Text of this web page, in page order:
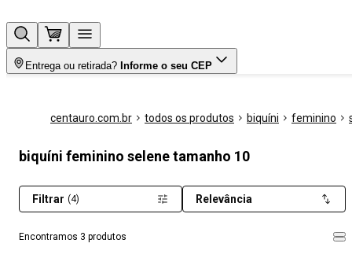
Entrega ou retirada? Informe o seu CEP
centauro.com.br todos os produtos biquíni feminino
biquíni feminino selene tamanho 10
Encontramos 3 produtos
Filtrar (4) Relevância